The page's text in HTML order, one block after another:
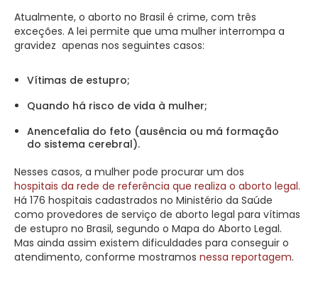
Atualmente, o aborto no Brasil é crime, com três
exceções. A lei permite que uma mulher interrompa a
gravidez apenas nos seguintes casos:
Vítimas de estupro;
Quando há risco de vida à mulher;
Anencefalia do feto (ausência ou má formação
do sistema cerebral).
Nesses casos, a mulher pode procurar um dos
hospitais da rede de referência que realiza o aborto legal.
Há 176 hospitais cadastrados no Ministério da Saúde
como provedores de serviço de aborto legal para vítimas
de estupro no Brasil, segundo o Mapa do Aborto Legal.
Mas ainda assim existem dificuldades para conseguir o
atendimento, conforme mostramos nessa reportagem.